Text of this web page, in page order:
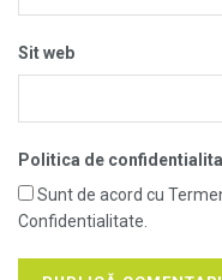
Sit web
Politica de
Sunt de acord cu
Confidentialitate.